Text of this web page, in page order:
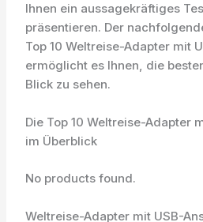
Ihnen ein aussagekräftiges
präsentieren. Der
Top 10 Weltreise-Adapter mit
ermöglicht es Ihnen, die
Blick zu sehen.
Die Top 10 Weltreise-Adapter
im Überblick
No products found.
Weltreise-Adapter mit USB-